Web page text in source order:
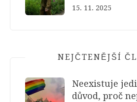
15. 11. 2025
NEJČTENĚJŠÍ
Neexistuje
důvod, proč